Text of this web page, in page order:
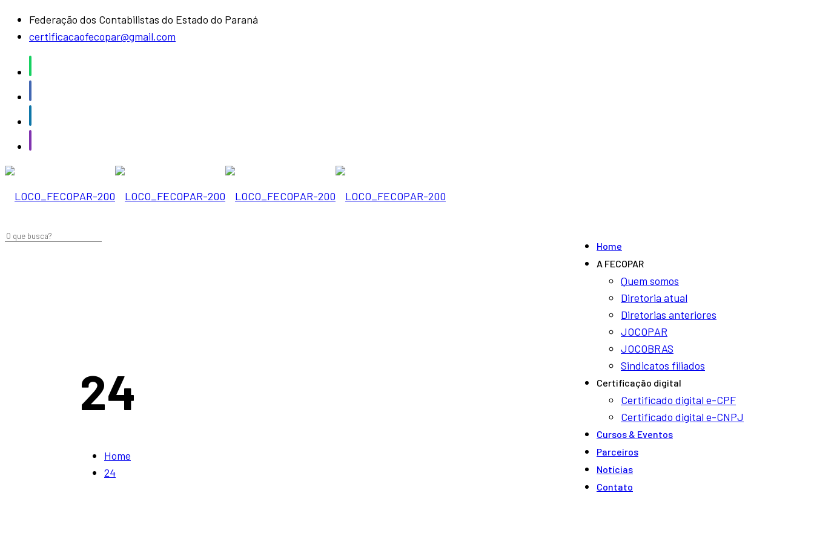
Federação dos Contabilistas do Estado do Paraná
certificacaofecopar@gmail.com
Home
A FECOPAR
Quem somos
Diretoria atual
Diretorias anteriores
JOCOPAR
JOCOBRAS
Sindicatos filiados
Certificação digital
Certificado digital e-CPF
Certificado digital e-CNPJ
Cursos & Eventos
Parceiros
Notí­cias
Contato
24
Home
24